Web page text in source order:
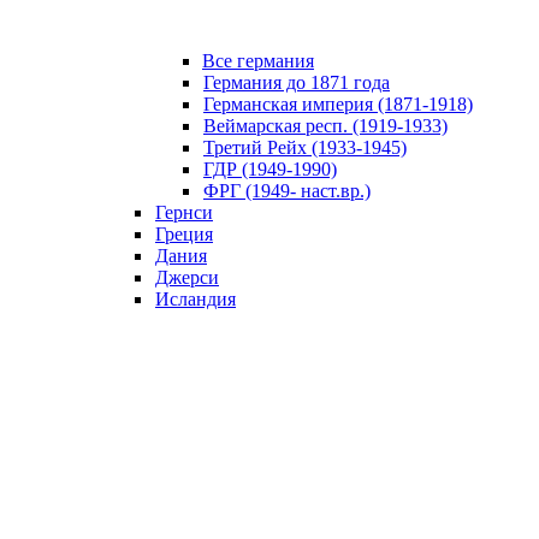
Все германия
Германия до 1871 года
Германская империя (1871-1918)
Веймарская респ. (1919-1933)
Третий Рейх (1933-1945)
ГДР (1949-1990)
ФРГ (1949- наст.вр.)
Гернси
Греция
Дания
Джерси
Исландия